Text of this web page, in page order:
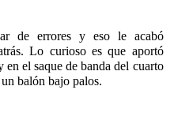
de errores y eso le acabó
Lo curioso es que aportó
en el saque de banda del cuarto
balón bajo palos.